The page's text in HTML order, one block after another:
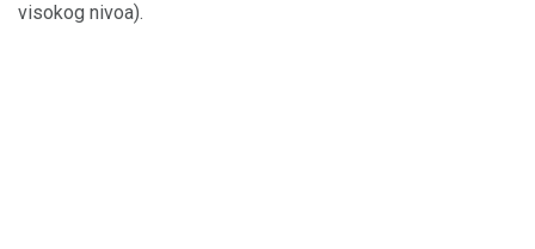
visokog nivoa).